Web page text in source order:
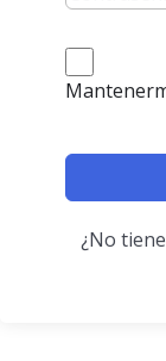
¿No